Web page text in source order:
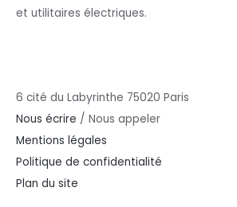
et utilitaires électriques.
6 cité du Labyrinthe 75020 Paris
Nous écrire / Nous appeler
Mentions légales
Politique de confidentialité
Plan du site